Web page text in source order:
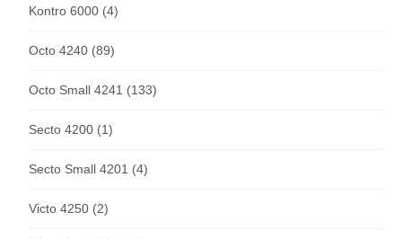
Kontro 6000 (4)
Octo 4240 (89)
Octo Small 4241 (133)
Secto 4200 (1)
Secto Small 4201 (4)
Victo 4250 (2)